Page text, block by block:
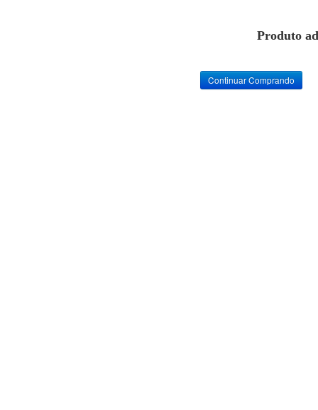
Produto
Continuar Comprando